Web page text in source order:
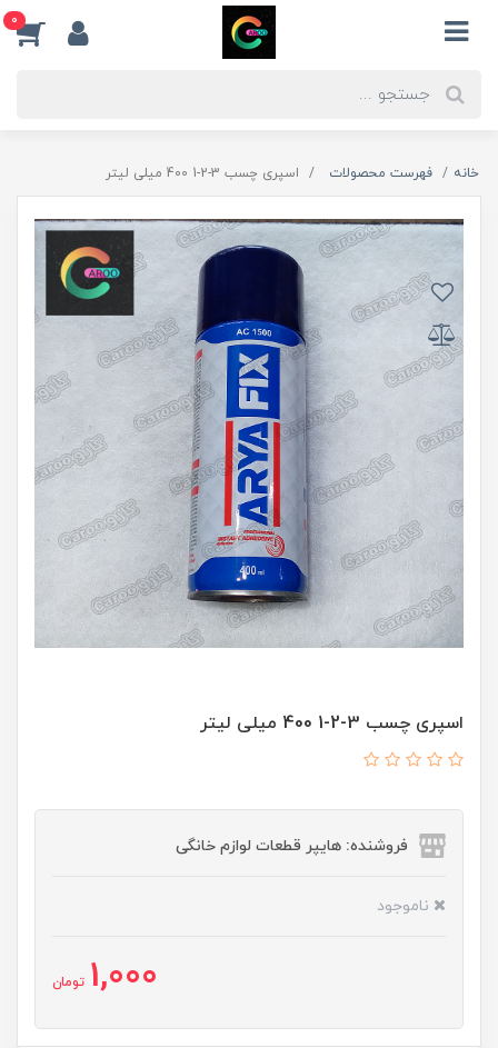
0
خانه فهرست محصولات اسپری چسب 3-2-1 400 میلی لیتر
اسپری چسب 3-2-1 400 میلی لیتر
فروشنده: هایپر قطعات لوازم خانگی
ناموجود
1,000 تومان